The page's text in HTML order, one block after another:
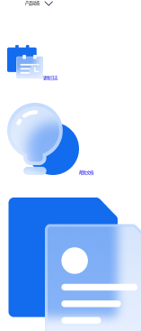
产品动态
更新日志
帮助文档